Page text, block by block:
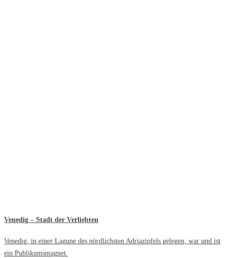
Venedig – Stadt der Verliebten
Venedig, in einer Lagune des nördlichsten Adriazipfels gelegen, war und ist
ein Publikumsmagnet.